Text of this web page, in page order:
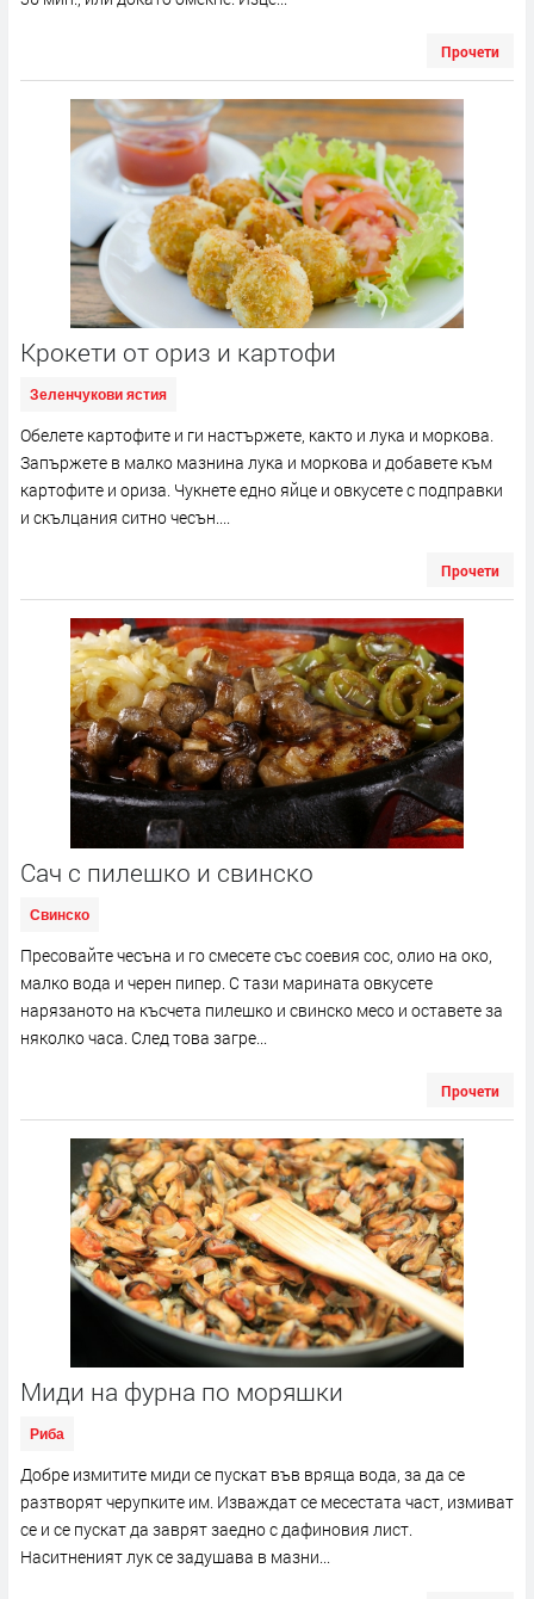
Прочети
Крокети от ориз и картофи
Зеленчукови ястия
Обелете картофите и ги настържете, както и лука и моркова.
Запържете в малко мазнина лука и моркова и добавете към
картофите и ориза. Чукнете едно яйце и овкусете с подправки
и скълцания ситно чесън....
Прочети
Сач с пилешко и свинско
Свинско
Пресовайте чесъна и го смесете със соевия сос, олио на око,
малко вода и черен пипер. С тази марината овкусете
нарязаното на късчета пилешко и свинско месо и оставете за
няколко часа. След това загре...
Прочети
Миди на фурна по моряшки
Риба
Добре измитите миди се пускат във вряща вода, за да се
разтворят черупките им. Изваждат се месестата част, измиват
се и се пускат да заврят заедно с дафиновия лист.
Наситненият лук се задушава в мазни...